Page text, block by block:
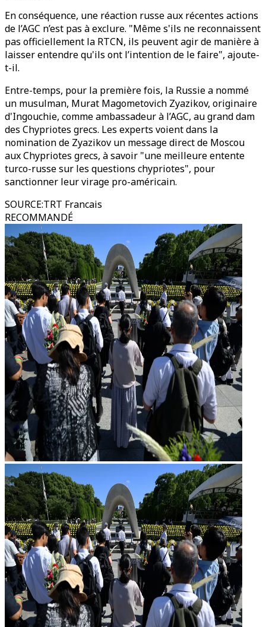
En conséquence, une réaction russe aux récentes actions
de l’AGC n’est pas à exclure. "Même s'ils ne reconnaissent
pas officiellement la RTCN, ils peuvent agir de manière à
laisser entendre qu'ils ont l’intention de le faire", ajoute-
t-il.
Entre-temps, pour la première fois, la Russie a nommé
un musulman, Murat Magometovich Zyazikov, originaire
d'Ingouchie, comme ambassadeur à l’AGC, au grand dam
des Chypriotes grecs. Les experts voient dans la
nomination de Zyazikov un message direct de Moscou
aux Chypriotes grecs, à savoir "une meilleure entente
turco-russe sur les questions chypriotes", pour
sanctionner leur virage pro-américain.
SOURCE:TRT Francais
RECOMMANDÉ